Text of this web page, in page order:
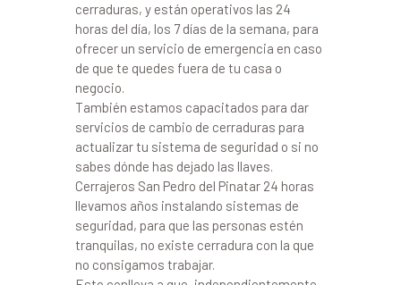
cerraduras, y están operativos las 24
horas del día, los 7 días de la semana, para
ofrecer un servicio de emergencia en caso
de que te quedes fuera de tu casa o
negocio.
También estamos capacitados para dar
servicios de cambio de cerraduras para
actualizar tu sistema de seguridad o si no
sabes dónde has dejado las llaves.
Cerrajeros San Pedro del Pinatar 24 horas
llevamos años instalando sistemas de
seguridad, para que las personas estén
tranquilas, no existe cerradura con la que
no consigamos trabajar.